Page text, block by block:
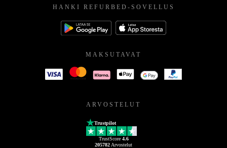
HANKI REFURBED-SOVELLUS
MAKSUTAVAT
ARVOSTELUT
Trustpilot
TrustScore 4.6
205782 Arvostelut